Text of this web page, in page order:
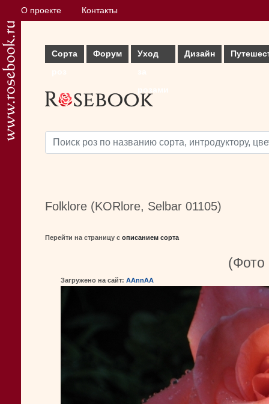
О проекте Контакты
Сорта
Форум
Уход
Дизайн
Folklore (KORlore, Selbar 01105)
Перейти на страницу с описанием сорта
(Фото
Загружено на сайт: AAnnAA